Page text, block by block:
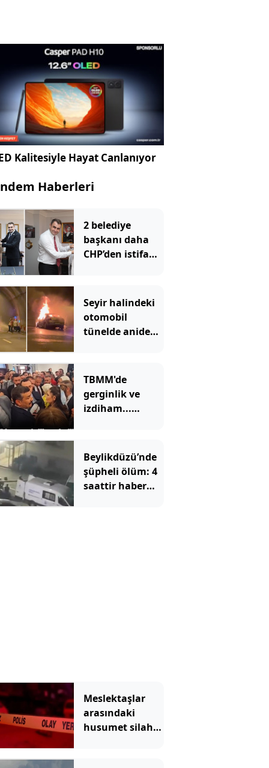
Kalitesiyle Hayat Canlanıyor
Haberleri
2 belediye
başkanı daha
CHP’den istifa
katıldılar
Seyir halindeki
otomobil
tünelde aniden
ulaşıma
kapandı
TBMM'de
gerginlik ve
izdiham...
Beylikdüzü’nde
şüpheli ölüm: 4
saattir haber
Meslektaşlar
arasındaki
husumet silahlı